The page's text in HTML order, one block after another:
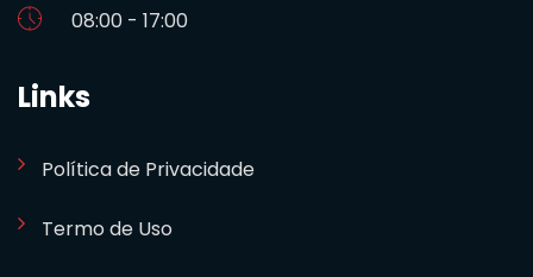
08:00 - 17:00
Links
Política de Privacidade
Termo de Uso